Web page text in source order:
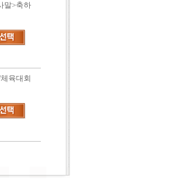
말>축하
육대회